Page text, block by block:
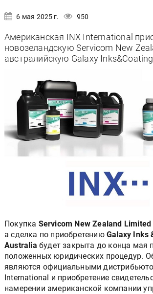
6 мая 2025 г. 950
Американская INX International
новозеландскую Servicom New
австралийскую Galaxy
Покупка Servicom New Zealand Limited
а сделка по приобретению Galaxy Inks
Australia будет закрыта до конца мая
положенных юридических процедур.
являются официальными
International и приобретение
намерении американской компании